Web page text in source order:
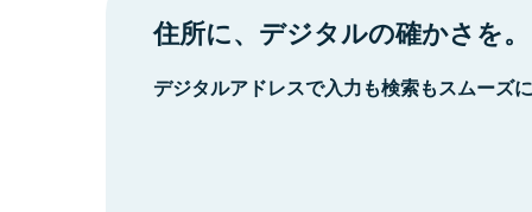
住所に、デジタルの確かさを。
デジタルアドレスで入力も検索もスムーズ